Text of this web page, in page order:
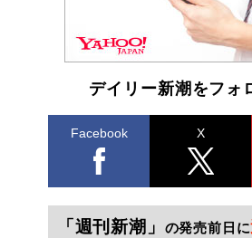
デイリー新潮をフォ
Facebook X
「週刊新潮」 の発売前日に